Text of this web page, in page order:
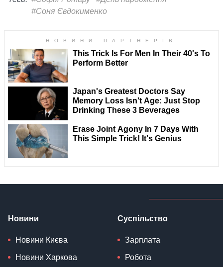
#Соня Євдокименко
Новини
Новини Києва
Новини Харкова
Суспільство
Зарплата
Робота